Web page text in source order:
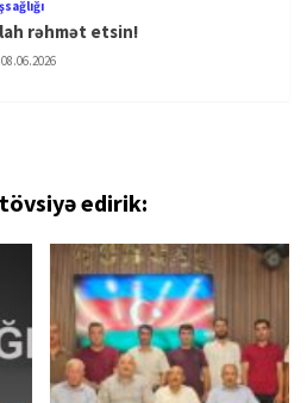
rəhmət etsin!
08.06.2026
tövsiyə edirik: